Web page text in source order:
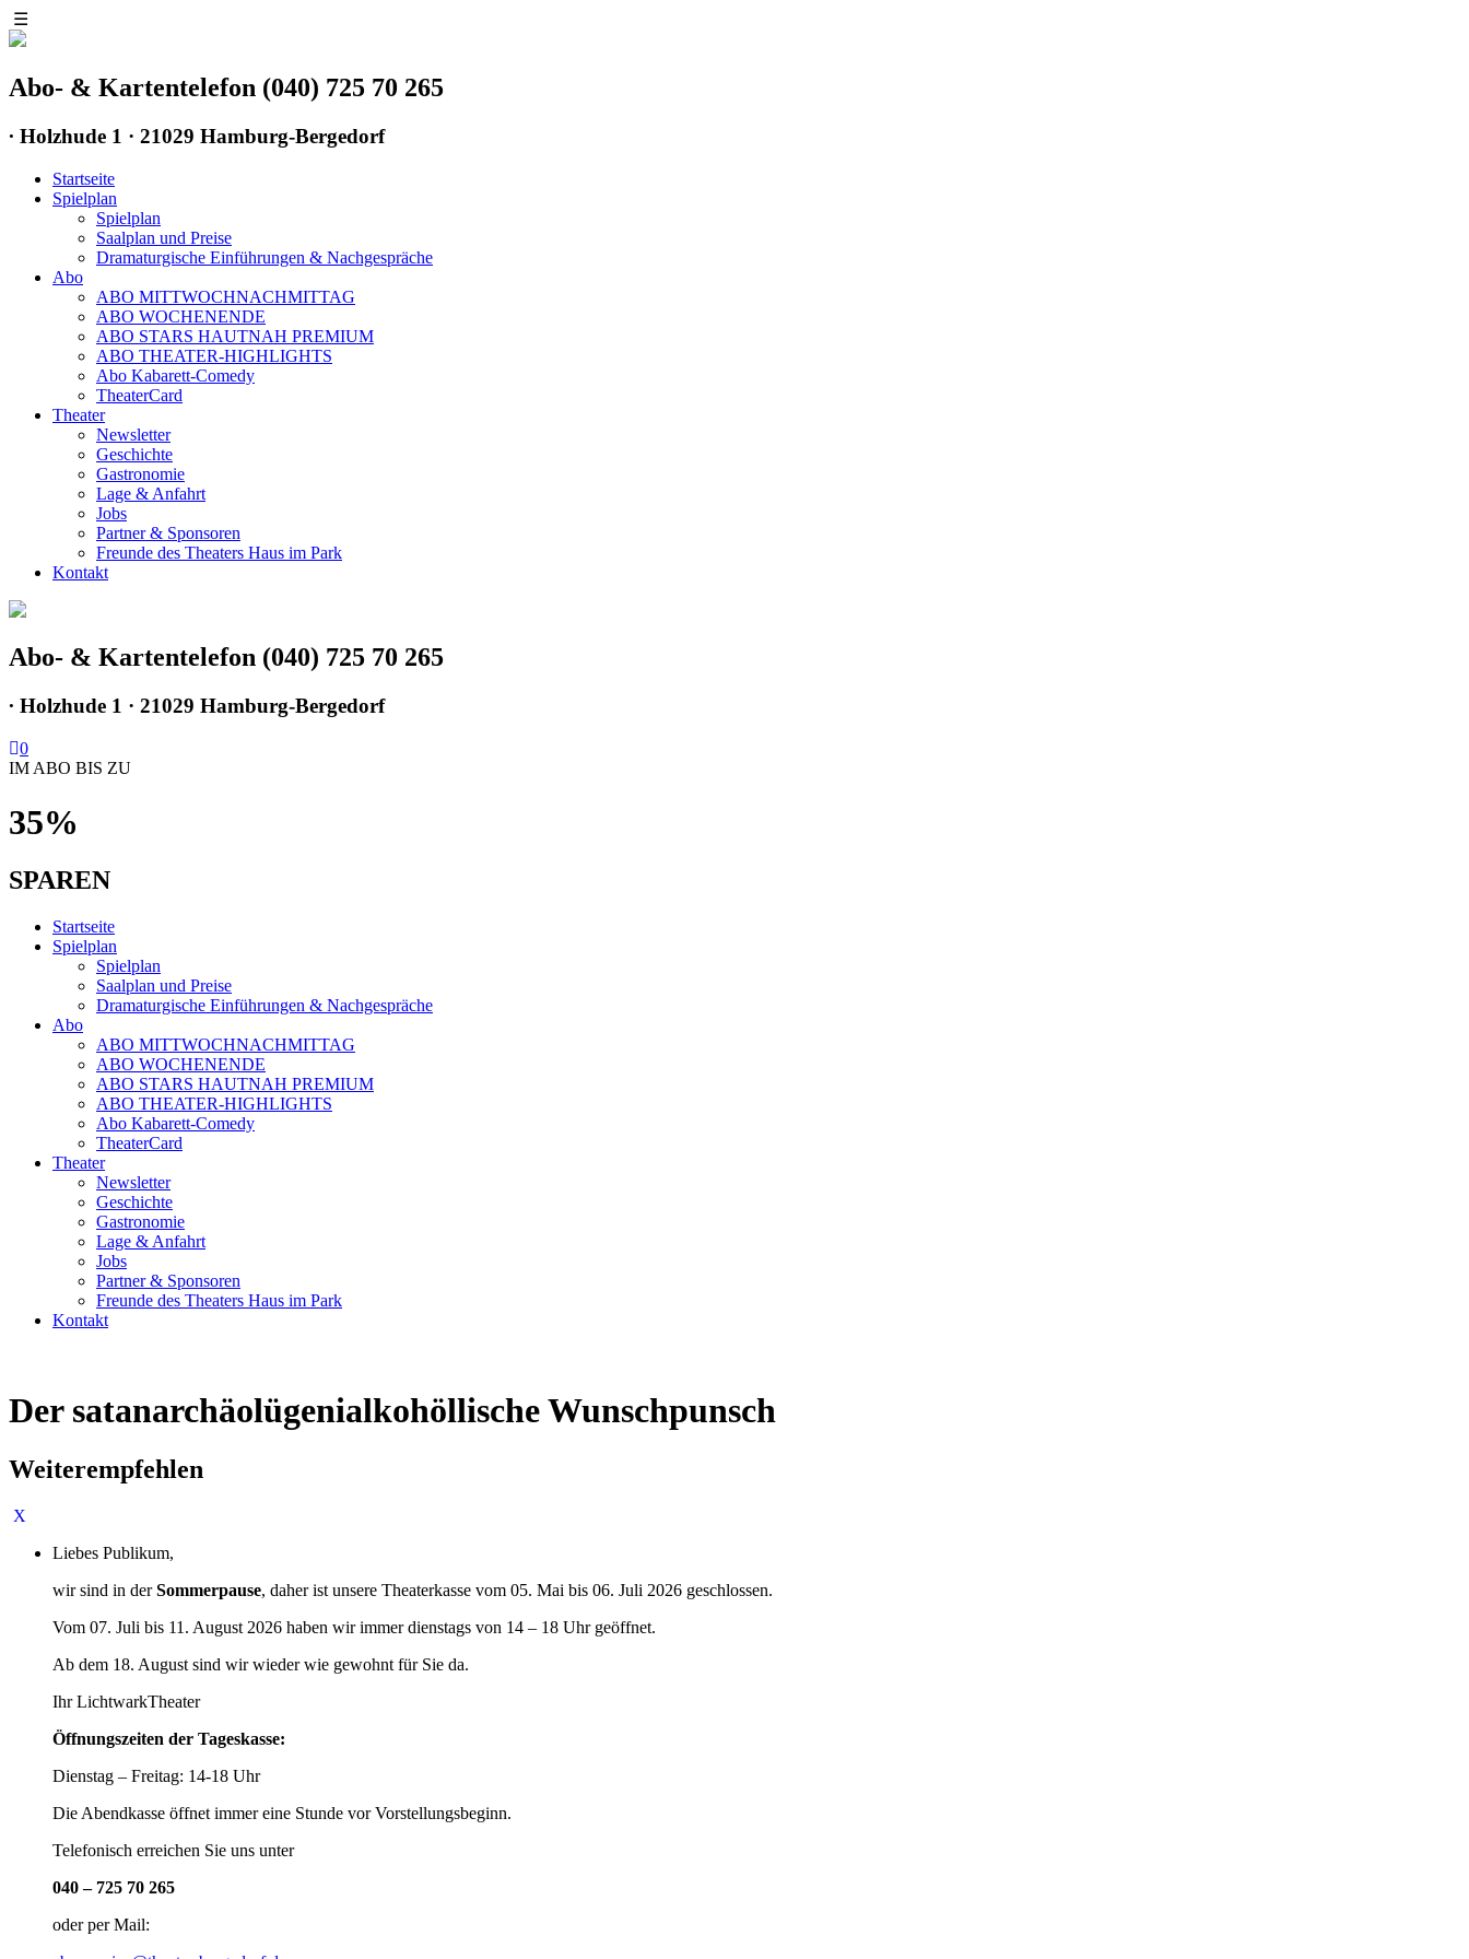
☰
Abo- & Kartentelefon (040) 725 70 265
∙ Holzhude 1 · 21029 Hamburg-Bergedorf
Startseite
Spielplan
Spielplan
Saalplan und Preise
Dramaturgische Einführungen & Nachgespräche
Abo
ABO MITTWOCHNACHMITTAG
ABO WOCHENENDE
ABO STARS HAUTNAH PREMIUM
ABO THEATER-HIGHLIGHTS
Abo Kabarett-Comedy
TheaterCard
Theater
Newsletter
Geschichte
Gastronomie
Lage & Anfahrt
Jobs
Partner & Sponsoren
Freunde des Theaters Haus im Park
Kontakt
Abo- & Kartentelefon (040) 725 70 265
∙ Holzhude 1 · 21029 Hamburg-Bergedorf
0
IM ABO BIS ZU
35%
SPAREN
Startseite
Spielplan
Spielplan
Saalplan und Preise
Dramaturgische Einführungen & Nachgespräche
Abo
ABO MITTWOCHNACHMITTAG
ABO WOCHENENDE
ABO STARS HAUTNAH PREMIUM
ABO THEATER-HIGHLIGHTS
Abo Kabarett-Comedy
TheaterCard
Theater
Newsletter
Geschichte
Gastronomie
Lage & Anfahrt
Jobs
Partner & Sponsoren
Freunde des Theaters Haus im Park
Kontakt
Der satanarchäolügenialkohöllische Wunschpunsch
Weiterempfehlen
Liebes Publikum,
wir sind in derSommerpause, daher ist unsere Theaterkasse vom 05. Mai bis 06. Juli 2026 geschlossen.
Vom 07. Juli bis 11. August 2026 haben wir immer dienstags von 14 – 18 Uhr geöffnet.
Ab dem 18. August sind wir wieder wie gewohnt für Sie da.
Ihr LichtwarkTheater
Öffnungszeiten der Tageskasse:
Dienstag – Freitag: 14-18 Uhr
Die Abendkasse öffnet immer eine Stunde vor Vorstellungsbeginn.
Telefonisch erreichen Sie uns unter
040 – 725 70 265
oder per Mail: